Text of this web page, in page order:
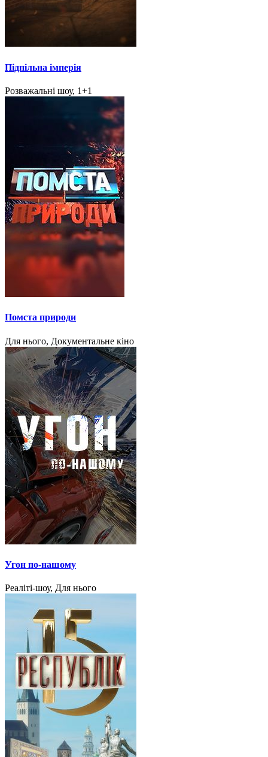
Підпільна імперія
Розважальні шоу, 1+1
Помста природи
Для нього, Документальне кіно
Угон по-нашому
Реаліті-шоу, Для нього